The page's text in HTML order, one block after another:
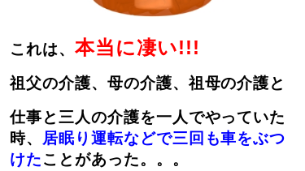
これは、 本当に凄い!!!
祖父の介護、母の介護、祖母の介護と
仕事と三人の介護を一人でやっていた
時、 居眠り運転などで三回も車をぶつ
けたことがあった。。。